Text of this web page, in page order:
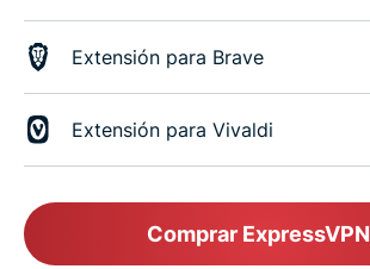
Extensión para Brave
Extensión para Vivaldi
Comprar ExpressVPN